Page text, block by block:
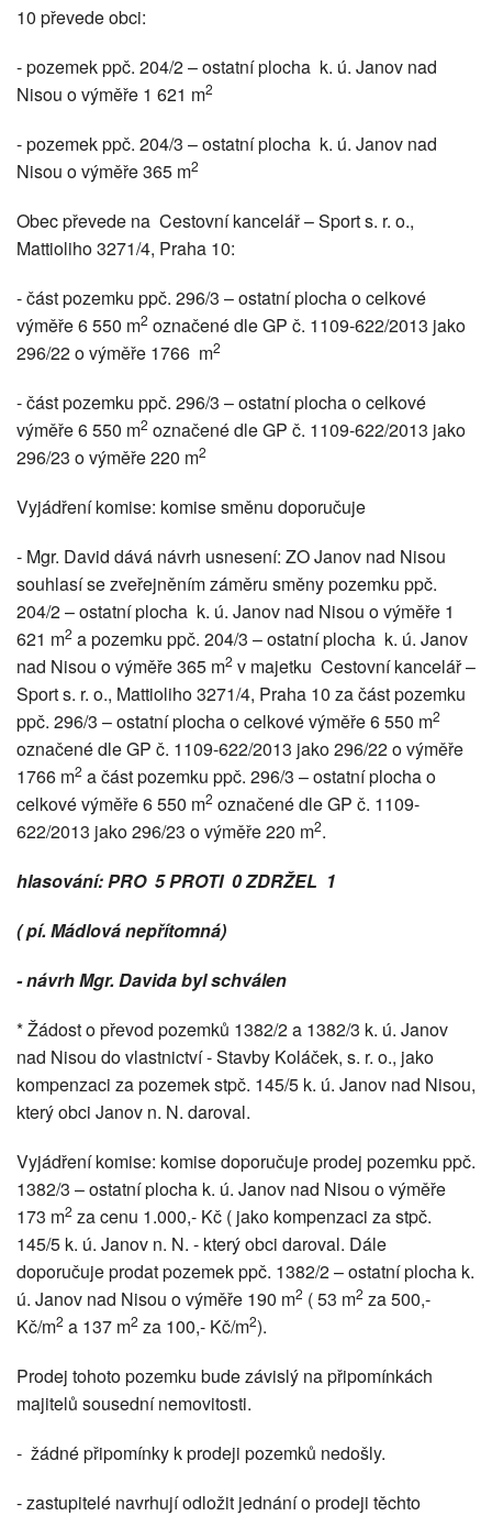
10 převede obci:
- pozemek ppč. 204/2 – ostatní plocha k. ú. Janov nad
Nisou o výměře 1 621 m2
- pozemek ppč. 204/3 – ostatní plocha k. ú. Janov nad
Nisou o výměře 365 m2
Obec převede na Cestovní kancelář – Sport s. r. o.,
Mattioliho 3271/4, Praha 10:
- část pozemku ppč. 296/3 – ostatní plocha o celkové
výměře 6 550 m2 označené dle GP č. 1109-622/2013 jako
296/22 o výměře 1766 m2
- část pozemku ppč. 296/3 – ostatní plocha o celkové
výměře 6 550 m2 označené dle GP č. 1109-622/2013 jako
296/23 o výměře 220 m2
Vyjádření komise: komise směnu doporučuje
- Mgr. David dává návrh usnesení: ZO Janov nad Nisou
souhlasí se zveřejněním záměru směny pozemku ppč.
204/2 – ostatní plocha k. ú. Janov nad Nisou o výměře 1
621 m2 a pozemku ppč. 204/3 – ostatní plocha k. ú. Janov
nad Nisou o výměře 365 m2 v majetku Cestovní kancelář –
Sport s. r. o., Mattioliho 3271/4, Praha 10 za část pozemku
ppč. 296/3 – ostatní plocha o celkové výměře 6 550 m2
označené dle GP č. 1109-622/2013 jako 296/22 o výměře
1766 m2 a část pozemku ppč. 296/3 – ostatní plocha o
celkové výměře 6 550 m2 označené dle GP č. 1109-
622/2013 jako 296/23 o výměře 220 m2.
hlasování: PRO 5 PROTI 0 ZDRŽEL 1
( pí. Mádlová nepřítomná)
- návrh Mgr. Davida byl schválen
* Žádost o převod pozemků 1382/2 a 1382/3 k. ú. Janov
nad Nisou do vlastnictví - Stavby Koláček, s. r. o., jako
kompenzaci za pozemek stpč. 145/5 k. ú. Janov nad Nisou,
který obci Janov n. N. daroval.
Vyjádření komise: komise doporučuje prodej pozemku ppč.
1382/3 – ostatní plocha k. ú. Janov nad Nisou o výměře
173 m2 za cenu 1.000,- Kč ( jako kompenzaci za stpč.
145/5 k. ú. Janov n. N. - který obci daroval. Dále
doporučuje prodat pozemek ppč. 1382/2 – ostatní plocha k.
ú. Janov nad Nisou o výměře 190 m2 ( 53 m2 za 500,-
Kč/m2 a 137 m2 za 100,- Kč/m2).
Prodej tohoto pozemku bude závislý na připomínkách
majitelů sousední nemovitosti.
- žádné připomínky k prodeji pozemků nedošly.
- zastupitelé navrhují odložit jednání o prodeji těchto